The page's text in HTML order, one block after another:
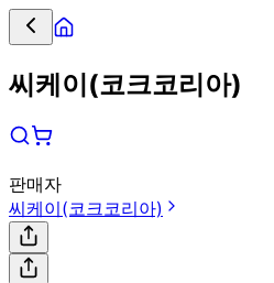
씨케이(코크코리아)
판매자
씨케이(코크코리아)